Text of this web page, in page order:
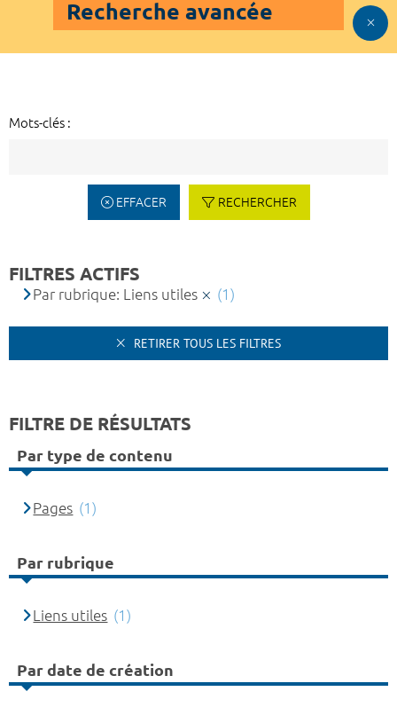
Recherche avancée
Mots-clés :
EFFACER RECHERCHER
FILTRES ACTIFS
Par rubrique: Liens utiles (1)
RETIRER TOUS LES FILTRES
FILTRE DE RÉSULTATS
Par type de contenu
Pages (1)
Par rubrique
Liens utiles (1)
Par date de création